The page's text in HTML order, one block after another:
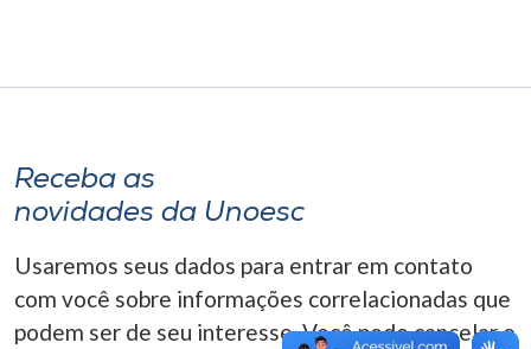
o idioma
A-
Receba as
novidades da Unoesc
Usaremos seus dados para entrar em contato
com você sobre informações correlacionadas que
podem ser de seu interesse. Você pode cancelar o